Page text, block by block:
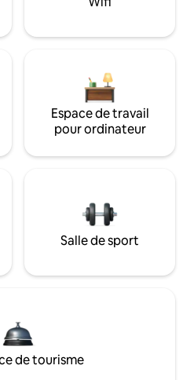
Espace de travail
pour ordinateur
Salle de sport
de tourisme